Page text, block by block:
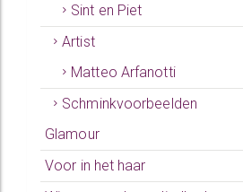
Sint en Piet
Artist
Matteo Arfanotti
Schminkvoorbeelden
Glamour
Voor in het haar